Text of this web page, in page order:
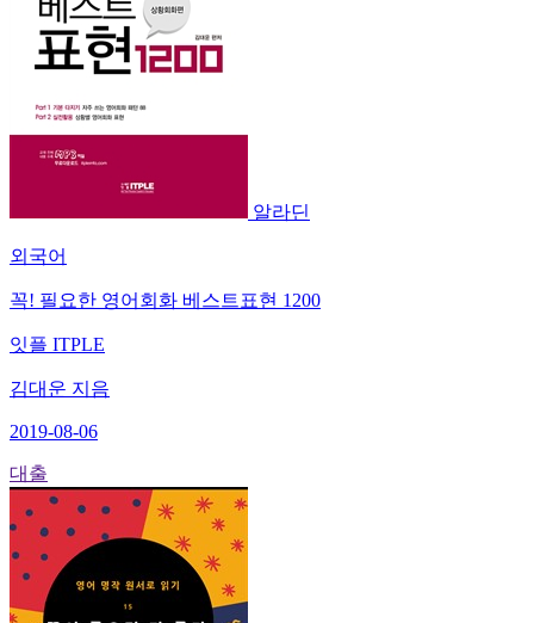
알라딘
외국어
꼭! 필요한 영어회화 베스트표현 1200
잇플 ITPLE
김대운 지음
2019-08-06
대출